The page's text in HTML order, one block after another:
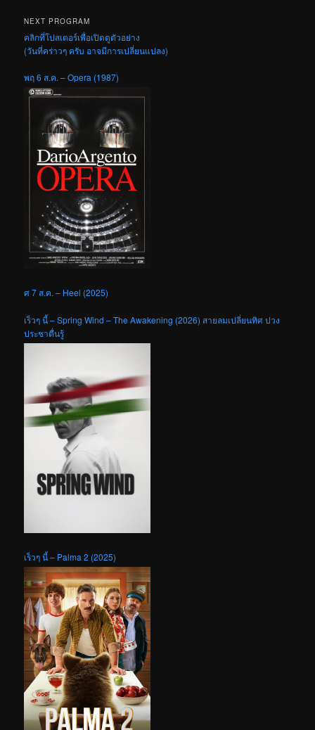
NEXT PROGRAM
คลิกที่โปสเตอร์เพื่อเปิดดูตัวอย่าง
(วันที่คร่าวๆ ครับ อาจมีการเปลี่ยนแปลง)
พฤ 6 ส.ค. – Opera (1987)
ศ 7 ส.ค. – Heel (2025)
เร็วๆ นี้ – Spring Wind – The Awakening (2026) สายลมเปลี่ยนทิศ ปวง
ประชาตื่นรู้
เร็วๆ นี้ – Palma 2 (2025)